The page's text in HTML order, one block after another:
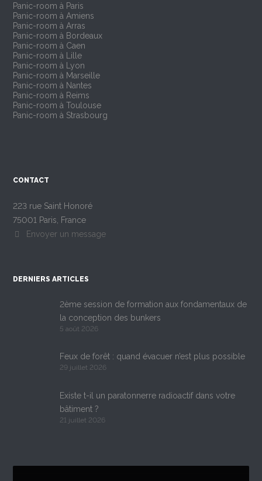
Panic-room à Paris
Panic-room à Amiens
Panic-room à Arras
Panic-room à Bordeaux
Panic-room à Caen
Panic-room à Lille
Panic-room à Lyon
Panic-room à Marseille
Panic-room à Nantes
Panic-room à Reims
Panic-room à Toulouse
Panic-room à Strasbourg
CONTACT
223 rue Saint Honoré
75001 Paris, France
Envoyer un message
DERNIERS ARTICLES
2ème session de formation aux fondamentaux de
la conception des bunkers
5 août 2026
Feux de forêt : quand évacuer n’est plus possible
29 juillet 2026
Existe t-il un paratonnerre radioactif dans votre
bâtiment ?
21 juillet 2026